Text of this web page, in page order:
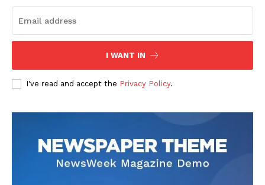
I WANT IN
I've read and accept the Privacy Policy.